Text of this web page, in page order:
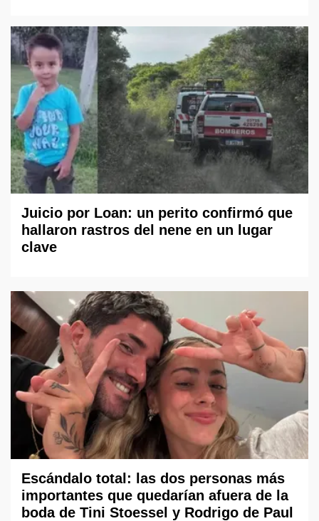
Juicio por Loan: un perito confirmó que
hallaron rastros del nene en un lugar
clave
Escándalo total: las dos personas más
importantes que quedarían afuera de la
boda de Tini Stoessel y Rodrigo de Paul